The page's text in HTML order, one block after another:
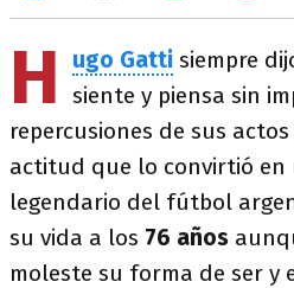
H ugo Gatti siempre
siente y piensa sin
repercusiones de sus
actitud que lo convirtió
legendario del fútbol
su vida a los 76 años
moleste su forma de ser y